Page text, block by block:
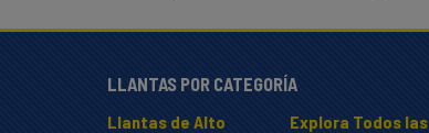
LLANTAS POR CATEGORÍA
Llantas de Alto
Explora Todos las